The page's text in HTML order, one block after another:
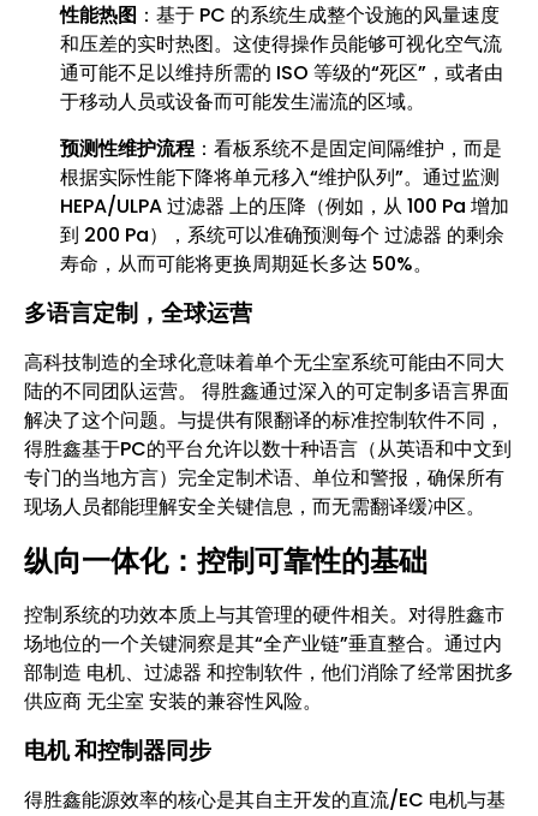
性能热图 ：基于 PC 的系统生成整个设施的风量速度
和压差的实时热图。这使得操作员能够可视化空气流
通可能不足以维持所需的 ISO 等级的“死区”，或者由
于移动人员或设备而可能发生湍流的区域。
预测性维护流程：看板系统不是固定间隔维护，而是
根据实际性能下降将单元移入“维护队列”。通过监测
HEPA/ULPA 过滤器 上的压降（例如，从 100 Pa 增加
到 200 Pa），系统可以准确预测每个 过滤器 的剩余
寿命，从而可能将更换周期延长多达 50%。
多语言定制，全球运营
高科技制造的全球化意味着单个无尘室系统可能由不同大
陆的不同团队运营。 得胜鑫通过深入的可定制多语言界面
解决了这个问题。与提供有限翻译的标准控制软件不同，
得胜鑫基于PC的平台允许以数十种语言（从英语和中文到
专门的当地方言）完全定制术语、单位和警报，确保所有
现场人员都能理解安全关键信息，而无需翻译缓冲区。
纵向一体化：控制可靠性的基础
控制系统的功效本质上与其管理的硬件相关。对得胜鑫市
场地位的一个关键洞察是其“全产业链”垂直整合。通过内
部制造 电机、过滤器 和控制软件，他们消除了经常困扰多
供应商 无尘室 安装的兼容性风险。
电机 和控制器同步
得胜鑫能源效率的核心是其自主开发的直流/EC 电机与基